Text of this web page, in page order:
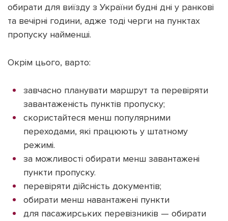
обирати для виїзду з України будні дні у ранкові
та вечірні години, адже тоді черги на пунктах
пропуску найменші.
Окрім цього, варто:
завчасно планувати маршрут та перевіряти
завантаженість пунктів пропуску;
скористайтеся менш популярними
переходами, які працюють у штатному
режимі.
за можливості обирати менш завантажені
пункти пропуску.
перевіряти дійсність документів;
обирати менш навантажені пункти
для пасажирських перевізників — обирати